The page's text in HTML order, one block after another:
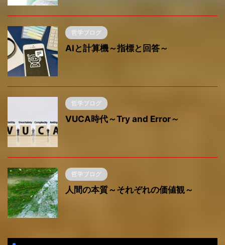
哲学ブログ
AIと計算機～指標と回答～
哲学ブログ
VUCA時代～Try and Error～
哲学ブログ
人間の本質～それぞれの価値観～